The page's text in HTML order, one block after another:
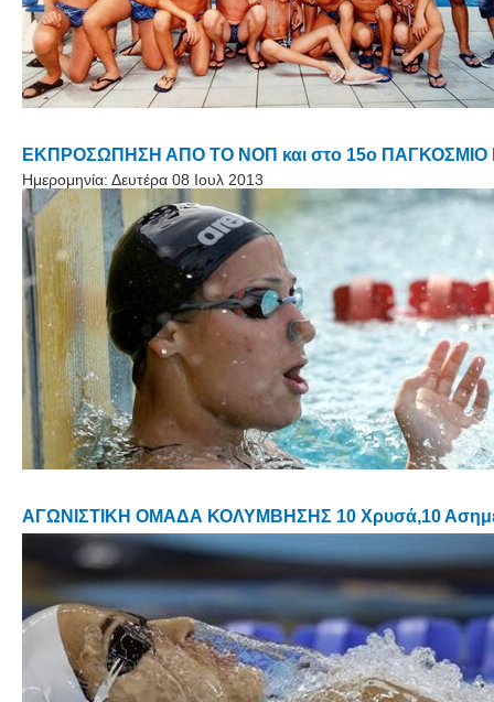
ΕΚΠΡΟΣΩΠΗΣΗ ΑΠΟ ΤΟ ΝΟΠ και στο 15ο
Ημερομηνία: Δευτέρα 08 Ιουλ 2013
ΑΓΩΝΙΣΤΙΚΗ ΟΜΑΔΑ ΚΟΛΥΜΒΗΣΗΣ 10 Χρυσά,10